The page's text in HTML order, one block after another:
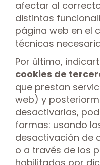
afectar al
distintas
página web en el
técnicas
Por último,
cookies de
que prestan
web) y
desactivarlas,
formas: usando
desactivación de
o a través de los